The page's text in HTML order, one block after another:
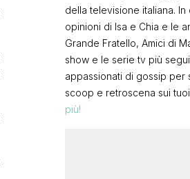
della televisione italiana.
opinioni di Isa e Chia e le
Grande Fratello, Amici di
show e le serie tv più
appassionati di gossip per
scoop e retroscena sui
più!